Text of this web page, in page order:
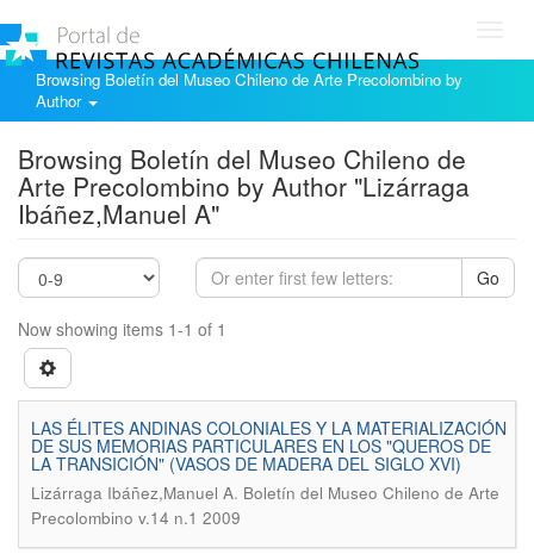
Browsing Boletín del Museo Chileno de Arte Precolombino by
Author
Browsing Boletín del Museo Chileno de
Arte Precolombino by Author "Lizárraga
Ibáñez,Manuel A"
Go
Now showing items 1-1 of 1
LAS ÉLITES ANDINAS COLONIALES Y LA MATERIALIZACIÓN
DE SUS MEMORIAS PARTICULARES EN LOS "QUEROS DE
LA TRANSICIÓN" (VASOS DE MADERA DEL SIGLO XVI)
Lizárraga Ibáñez,Manuel A. Boletín del Museo Chileno de Arte
Precolombino v.14 n.1 2009